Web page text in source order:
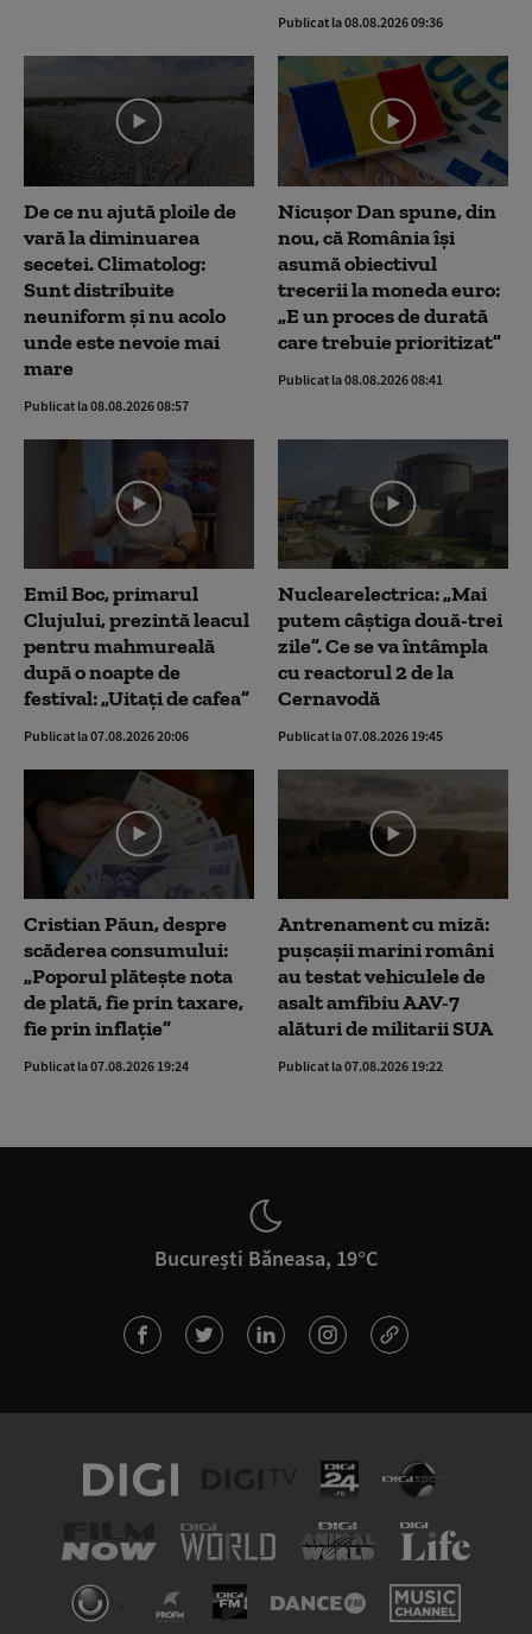
Publicat la 08.08.2026 09:36
De ce nu ajută ploile de
vară la diminuarea
secetei. Climatolog:
Sunt distribuite
neuniform și nu acolo
unde este nevoie mai
mare
Publicat la 08.08.2026 08:57
Nicușor Dan spune, din
nou, că România își
asumă obiectivul
trecerii la moneda euro:
„E un proces de durată
care trebuie prioritizat”
Publicat la 08.08.2026 08:41
Emil Boc, primarul
Clujului, prezintă leacul
pentru mahmureală
după o noapte de
festival: „Uitați de cafea”
Publicat la 07.08.2026 20:06
Nuclearelectrica: „Mai
putem câștiga două-trei
zile”. Ce se va întâmpla
cu reactorul 2 de la
Cernavodă
Publicat la 07.08.2026 19:45
Cristian Păun, despre
scăderea consumului:
„Poporul plătește nota
de plată, fie prin taxare,
fie prin inflație”
Publicat la 07.08.2026 19:24
Antrenament cu miză:
pușcașii marini români
au testat vehiculele de
asalt amfibiu AAV-7
alături de militarii SUA
Publicat la 07.08.2026 19:22
București Băneasa, 19°C